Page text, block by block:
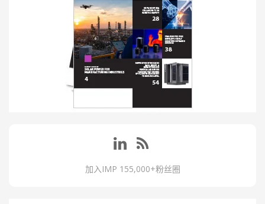
加入IMP 155,000+粉丝圈